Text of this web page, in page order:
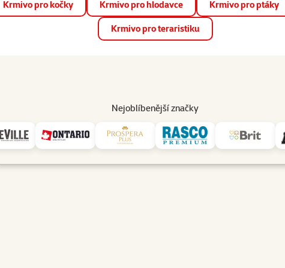
📱 Stáhněte si novou aplikaci Super zoo.Více informací
Krmivo pro kočky Krmivo pro hlodavce Krmivo pro ptáky
Krmivo pro teraristiku
Nejoblíbenější značky
Prodejny Služby